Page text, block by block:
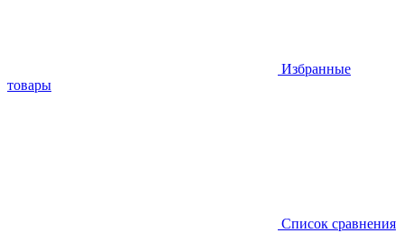
Избранные
товары
Список сравнения